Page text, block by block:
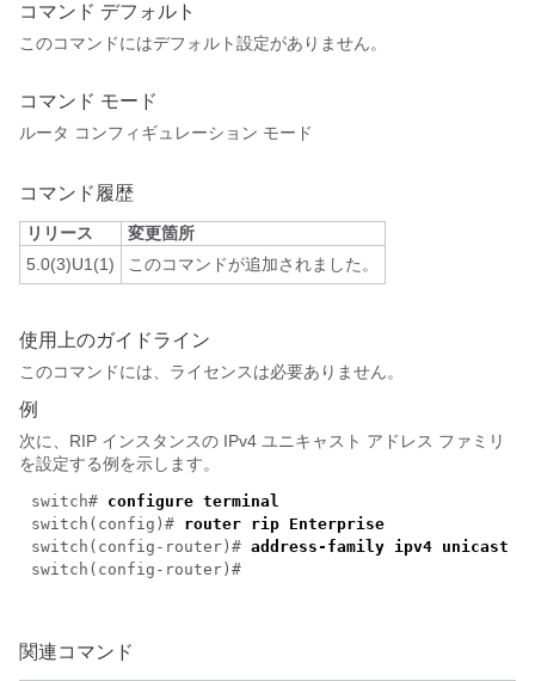
コマンド デフォルト
このコマンドにはデフォルト設定がありません。
コマンド モード
ルータ コンフィギュレーション モード
コマンド履歴
リリース
変更箇所
5.0(3)U1(1)
このコマンドが追加されました。
使用上のガイドライン
このコマンドには、ライセンスは必要ありません。
例
次に、RIP インスタンスの IPv4 ユニキャスト アドレス ファミリ
を設定する例を示します。
switch# configure terminal
switch(config)# router rip Enterprise
switch(config-router)# address-family ipv4 unicast
switch(config-router)#
関連コマンド